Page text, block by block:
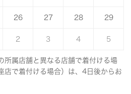
26 27 28 29
2 3 4 5
所属店舗と異なる店舗で着付ける場
店で着付ける場合）は、4日後からお